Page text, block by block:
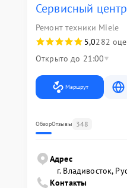
Сервисный
Ремонт техники Miele
5,0282
Открыто до 21:00
Маршрут
ОбзорОтзывы 348
Адрес
г. Владивосток,
Контакты